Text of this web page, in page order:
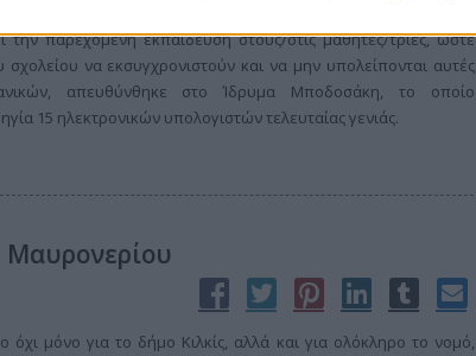
Ν. Αγιονερίου, στα πλαίσια μιας προσπάθειας εξεύρεσης
παρεχόμενη εκπαίδευση στους/στις μαθητές/τριες, ώστε
να εκσυγχρονιστούν και να μην υπολείπονται αυτές
απευθύνθηκε στο Ίδρυμα Μποδοσάκη, το οποίο
15 ηλεκτρονικών υπολογιστών τελευταίας γενιάς.
Μαυρονερίου
όχι μόνο για το δήμο Κιλκίς, αλλά και για ολόκληρο το νομό,